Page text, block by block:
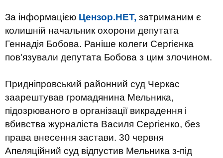
За інформацією Цензор.НЕТ, затриманим є
колишній начальник охорони депутата
Геннадія Бобова. Раніше колеги Сергієнка
пов'язували депутата Бобова з цим злочином.
Придніпровський районний суд Черкас
заарештував громадянина Мельника,
підозрюваного в організації викрадення і
вбивства журналіста Василя Сергієнко, без
права внесення застави. 30 червня
Апеляційний суд відпустив Мельника з-під